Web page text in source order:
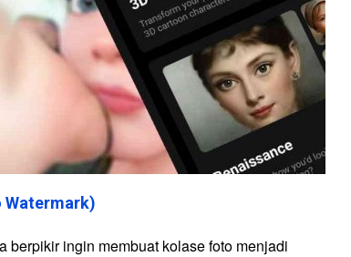
Watermark)
berpikir ingin membuat kolase foto menjadi